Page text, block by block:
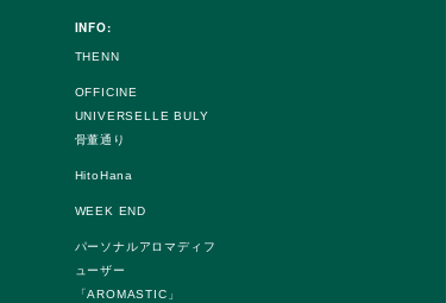
INFO:
THENN
OFFICINE
UNIVERSELLE BULY
骨董通り
HitoHana
WEEK END
パーソナルアロマディフ
ューザー
「AROMASTIC」